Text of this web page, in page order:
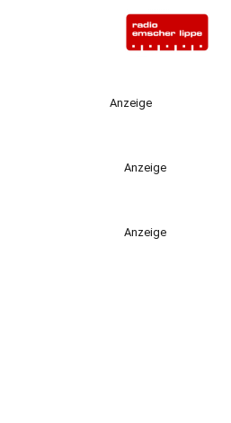
Anzeige
Anzeige
Anzeige